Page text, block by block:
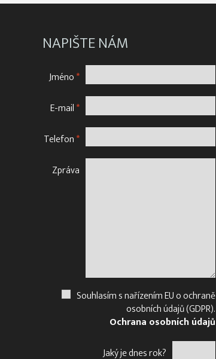
NAPIŠTE NÁM
Jméno*
E-mail*
Telefon*
Zpráva
Souhlasím s nařízením EU o ochraně
osobních údajů (GDPR).
Ochrana osobních údajů
Jaký je dnes rok?